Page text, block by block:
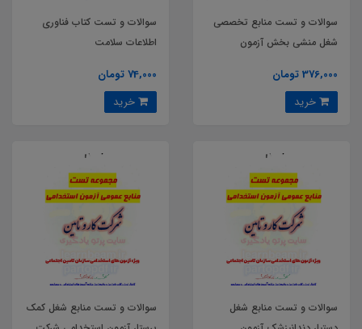
سوالات و تست منابع تخصصی
شغل منشی بخش آزمون
سال 1404
376,000 تومان
سوالات و تست کتاب فناوری
اطلاعات سلامت
74,000 تومان
سوالات و تست منابع شغل
سوالات و تست منابع شغل کمک